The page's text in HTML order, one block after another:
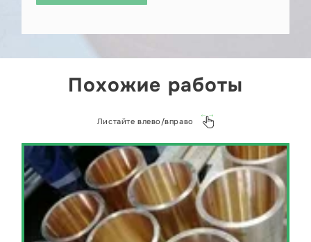
Похожие работы
Листайте влево/вправо